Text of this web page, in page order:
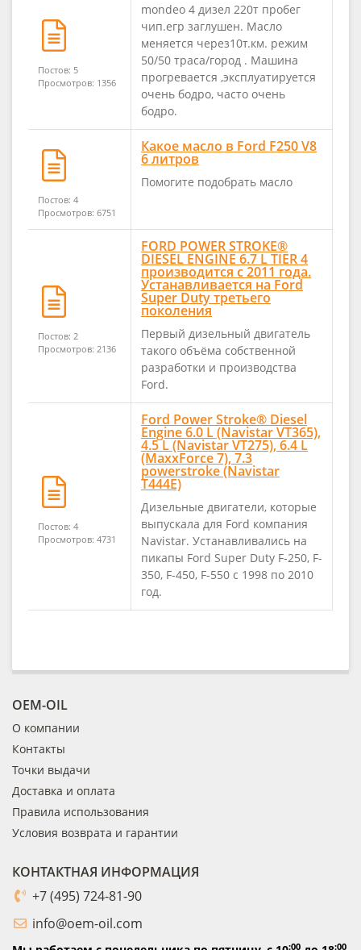
Постов: 5
Просмотров: 1356
mondeo 4 дизел 220т пробег
чип.егр заглушен. Масло
меняется через10т.км. режим
50/50 траса/город . Машина
прогревается ,эксплуатируется
очень бодро, часто очень
бодро.
Постов: 4
Просмотров: 6751
Какое масло в Ford F250 V8
6 литров
Помогите подобрать масло
Постов: 2
Просмотров: 2136
FORD POWER STROKE®
DIESEL ENGINE 6.7 L TIER 4
производится с 2011 года.
Устанавливается на Ford
Super Duty третьего
поколения
Первый дизельный двигатель
такого объёма собственной
разработки и производства
Ford.
Постов: 4
Просмотров: 4731
Ford Power Stroke® Diesel
Engine 6.0 L (Navistar VT365),
4.5 L (Navistar VT275), 6.4 L
(MaxxForce 7), 7.3
powerstroke (Navistar
T444E)
Дизельные двигатели, которые
выпускала для Ford компания
Navistar. Устанавливались на
пикапы Ford Super Duty F-250, F-
350, F-450, F-550 c 1998 по 2010
год.
OEM-OIL
О компании
Контакты
Точки выдачи
Доставка и оплата
Правила использования
Условия возврата и гарантии
КОНТАКТНАЯ ИНФОРМАЦИЯ
+7 (495) 724-81-90
info@oem-oil.com
:00 :00